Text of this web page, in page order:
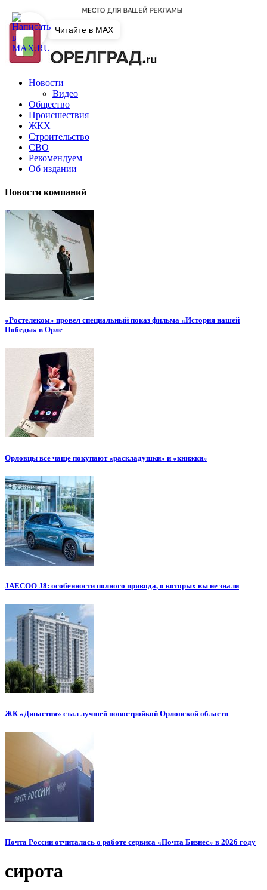
Новости
Видео
Общество
Происшествия
ЖКХ
Строительство
СВО
Рекомендуем
Об издании
Новости компаний
«Ростелеком» провел специальный показ фильма «История нашей
Победы» в Орле
Орловцы все чаще покупают «раскладушки» и «книжки»
JAECOO J8: особенности полного привода, о которых вы не знали
ЖК «Династия» стал лучшей новостройкой Орловской области
Почта России отчиталась о работе сервиса «Почта Бизнес» в 2026 году
сирота
Читайте в MAX